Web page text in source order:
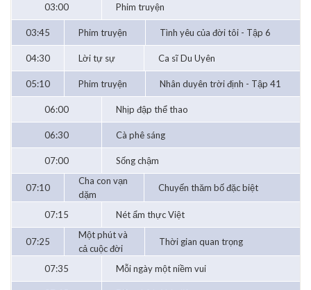
03:00 Phim truyện
03:45 Phim truyện Tình yêu của đời tôi - Tập 6
04:30 Lời tự sự Ca sĩ Du Uyên
05:10 Phim truyện Nhân duyên trời định - Tập 41
06:00 Nhịp đập thể thao
06:30 Cà phê sáng
07:00 Sống chậm
07:10
Cha con vạn
dặm
Chuyến thăm bố đặc biệt
07:15 Nét ẩm thực Việt
07:25
Một phút và
cả cuộc đời
Thời gian quan trọng
07:35 Mỗi ngày một niềm vui